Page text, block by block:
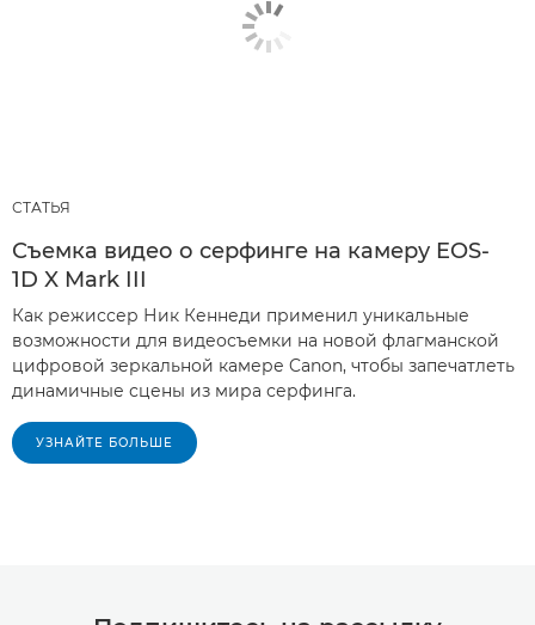
СТАТЬЯ
Съемка видео о серфинге на камеру EOS-
1D X Mark III
Как режиссер Ник Кеннеди применил уникальные
возможности для видеосъемки на новой флагманской
цифровой зеркальной камере Canon, чтобы запечатлеть
динамичные сцены из мира серфинга.
УЗНАЙТЕ БОЛЬШЕ